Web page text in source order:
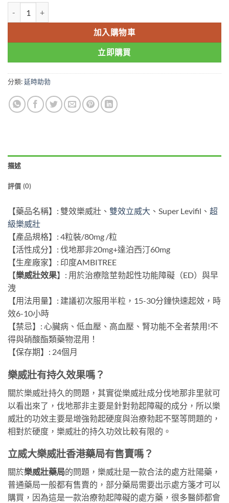
加入購物車
立即購買
分類:延時助勃
描述
評價 (0)
【藥品名稱】: 雙效樂威壯、 雙效立威大 、Super Levifil、 超
級樂威壯
【產品規格】: 4粒裝/80mg /粒
【活性成分】: 伐地那非20mg+達泊西汀60mg
【生産廠家】: 印度AMBITREE
【樂威壯效果】: 用於治療陰莖勃起性功能障礙（ED）與早
洩
【用法用量】: 建議初次服用半粒，15-30分鐘快速起效，時
效6-10小時
【禁忌】: 心臟病、低血壓、高血壓、腎功能不全者禁用!不
得與硝酸酯類藥物混用！
【保存期】: 24個月
樂威壯有持久效果嗎？
關於樂威壯持久的問題，其實從樂威壯成分伐地那非里就可
以看出來了，伐地那非主要是針對勃起障礙的成分，所以樂
威壯的功效主要是增強勃起硬度與治療勃起不堅等問題的，
相對於硬度，樂威壯的持久功效比較有限的。
立威大樂威壯香港藥局有售賣嗎？
關於樂威壯藥局的問題，樂威壯是一款合法的處方壯陽藥，
普通藥局一般都有售賣的，部分藥局需要出示處方箋才可以
購買，因為這是一款治療勃起障礙的處方藥，很多醫師都會